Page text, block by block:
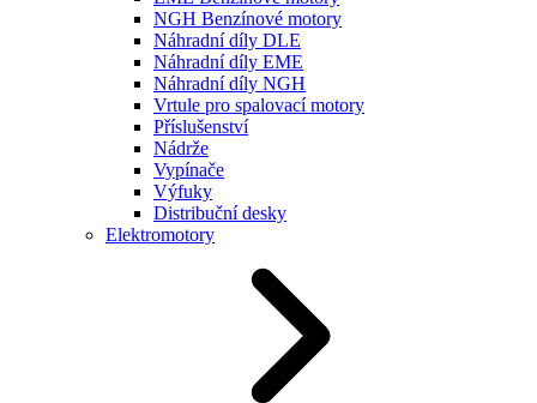
NGH Benzínové motory
Náhradní díly DLE
Náhradní díly EME
Náhradní díly NGH
Vrtule pro spalovací motory
Příslušenství
Nádrže
Vypínače
Výfuky
Distribuční desky
Elektromotory